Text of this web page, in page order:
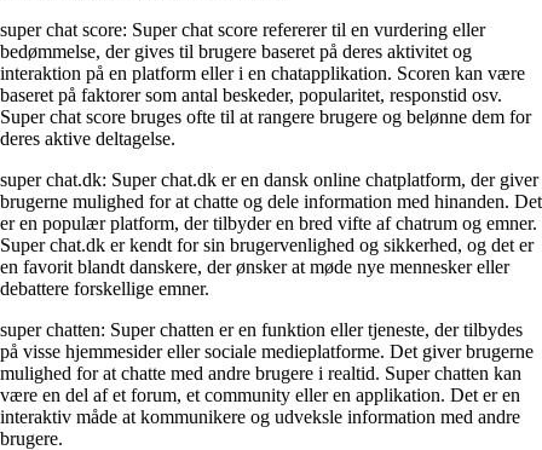
super chat score: Super chat score refererer til en vurdering eller
bedømmelse, der gives til brugere baseret på deres aktivitet og
interaktion på en platform eller i en chatapplikation. Scoren kan være
baseret på faktorer som antal beskeder, popularitet, responstid osv.
Super chat score bruges ofte til at rangere brugere og belønne dem for
deres aktive deltagelse.
super chat.dk: Super chat.dk er en dansk online chatplatform, der giver
brugerne mulighed for at chatte og dele information med hinanden. Det
er en populær platform, der tilbyder en bred vifte af chatrum og emner.
Super chat.dk er kendt for sin brugervenlighed og sikkerhed, og det er
en favorit blandt danskere, der ønsker at møde nye mennesker eller
debattere forskellige emner.
super chatten: Super chatten er en funktion eller tjeneste, der tilbydes
på visse hjemmesider eller sociale medieplatforme. Det giver brugerne
mulighed for at chatte med andre brugere i realtid. Super chatten kan
være en del af et forum, et community eller en applikation. Det er en
interaktiv måde at kommunikere og udveksle information med andre
brugere.